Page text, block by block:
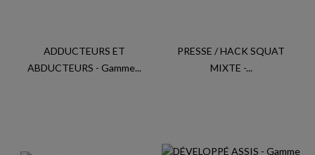
ADDUCTEURS ET
ABDUCTEURS - Gamme...
PRESSE / HACK SQUAT
MIXTE -...